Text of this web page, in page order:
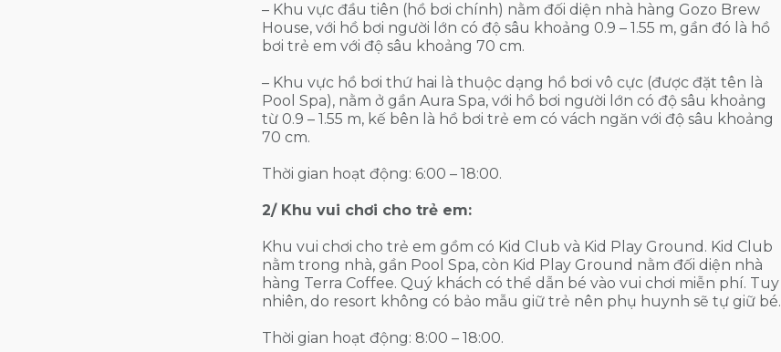
– Khu vực đầu tiên (hồ bơi chính) nằm đối diện nhà hàng Gozo Brew
House, với hồ bơi người lớn có độ sâu khoảng 0.9 – 1.55 m, gần đó là hồ
bơi trẻ em với độ sâu khoảng 70 cm.
– Khu vực hồ bơi thứ hai là thuộc dạng hồ bơi vô cực (được đặt tên là
Pool Spa), nằm ở gần Aura Spa, với hồ bơi người lớn có độ sâu khoảng
từ 0.9 – 1.55 m, kế bên là hồ bơi trẻ em có vách ngăn với độ sâu khoảng
70 cm.
Thời gian hoạt động: 6:00 – 18:00.
2/ Khu vui chơi cho trẻ em:
Khu vui chơi cho trẻ em gồm có Kid Club và Kid Play Ground. Kid Club
nằm trong nhà, gần Pool Spa, còn Kid Play Ground nằm đối diện nhà
hàng Terra Coffee. Quý khách có thể dẫn bé vào vui chơi miễn phí. Tuy
nhiên, do resort không có bảo mẫu giữ trẻ nên phụ huynh sẽ tự giữ bé.
Thời gian hoạt động: 8:00 – 18:00.